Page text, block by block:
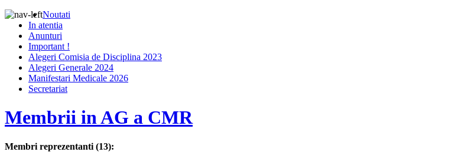
Noutati
In atentia
Anunturi
Important !
Alegeri Comisia de Disciplina 2023
Alegeri Generale 2024
Manifestari Medicale 2026
Secretariat
Membrii in AG a CMR
Membri reprezentanti (13):